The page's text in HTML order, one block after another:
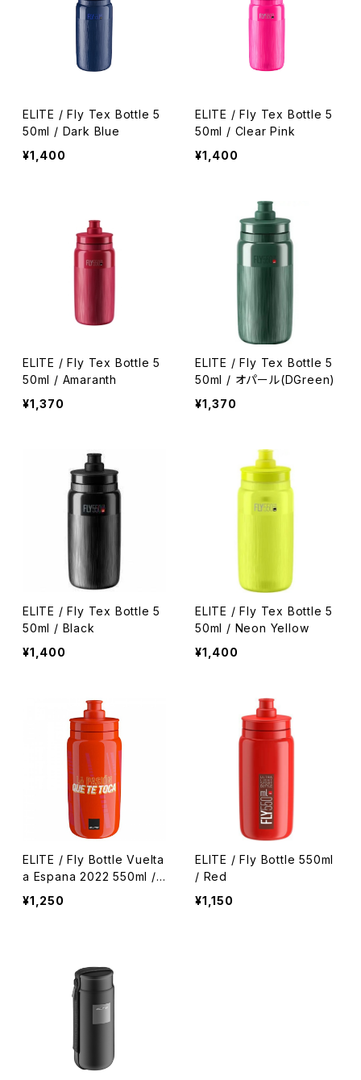
ELITE / Fly Tex Bottle 5
50ml / Dark Blue
¥1,400
ELITE / Fly Tex Bottle 5
50ml / Clear Pink
¥1,400
ELITE / Fly Tex Bottle 5
50ml / Amaranth
¥1,370
ELITE / Fly Tex Bottle 5
50ml / オパール(DGreen)
¥1,370
ELITE / Fly Tex Bottle 5
50ml / Black
¥1,400
ELITE / Fly Tex Bottle 5
50ml / Neon Yellow
¥1,400
ELITE / Fly Bottle Vuelta
a Espana 2022 550ml / I
conic Red
¥1,250
ELITE / Fly Bottle 550ml
/ Red
¥1,150